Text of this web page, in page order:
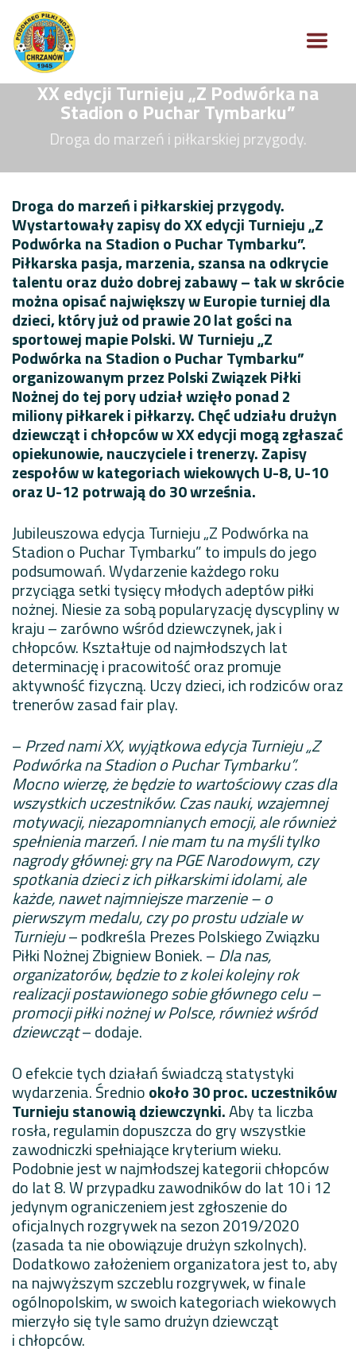
XX edycji Turnieju „Z Podwórka na
Stadion o Puchar Tymbarku”
Droga do marzeń i piłkarskiej przygody.
Droga do marzeń i piłkarskiej przygody.
Wystartowały zapisy do XX edycji Turnieju „Z
Podwórka na Stadion o Puchar Tymbarku”.
Piłkarska pasja, marzenia, szansa na odkrycie
talentu oraz dużo dobrej zabawy – tak w skrócie
można opisać największy w Europie turniej dla
dzieci, który już od prawie 20 lat gości na
sportowej mapie Polski. W Turnieju „Z
Podwórka na Stadion o Puchar Tymbarku”
organizowanym przez Polski Związek Piłki
Nożnej do tej pory udział wzięło ponad 2
miliony piłkarek i piłkarzy. Chęć udziału drużyn
dziewcząt i chłopców w XX edycji mogą zgłaszać
opiekunowie, nauczyciele i trenerzy. Zapisy
zespołów w kategoriach wiekowych U-8, U-10
oraz U-12 potrwają do 30 września.
Jubileuszowa edycja Turnieju „Z Podwórka na
Stadion o Puchar Tymbarku” to impuls do jego
podsumowań. Wydarzenie każdego roku
przyciąga setki tysięcy młodych adeptów piłki
nożnej. Niesie za sobą popularyzację dyscypliny w
kraju – zarówno wśród dziewczynek, jak i
chłopców. Kształtuje od najmłodszych lat
determinację i pracowitość oraz promuje
aktywność fizyczną. Uczy dzieci, ich rodziców oraz
trenerów zasad fair play.
–Przed nami XX, wyjątkowa edycja Turnieju „Z
Podwórka na Stadion o Puchar Tymbarku”.
Mocno wierzę, że będzie to wartościowy czas dla
wszystkich uczestników. Czas nauki, wzajemnej
motywacji, niezapomnianych emocji, ale również
spełnienia marzeń. I nie mam tu na myśli tylko
nagrody głównej: gry na PGE Narodowym, czy
spotkania dzieci z ich piłkarskimi idolami, ale
każde, nawet najmniejsze marzenie – o
pierwszym medalu, czy po prostu udziale w
Turnieju– podkreśla Prezes Polskiego Związku
Piłki Nożnej Zbigniew Boniek. –Dla nas,
organizatorów, będzie to z kolei kolejny rok
realizacji postawionego sobie głównego celu –
promocji piłki nożnej w Polsce, również wśród
dziewcząt– dodaje.
O efekcie tych działań świadczą statystyki
wydarzenia. Średniookoło 30 proc. uczestników
Turnieju stanowią dziewczynki.Aby ta liczba
rosła, regulamin dopuszcza do gry wszystkie
zawodniczki spełniające kryterium wieku.
Podobnie jest w najmłodszej kategorii chłopców
do lat 8. W przypadku zawodników do lat 10 i 12
jedynym ograniczeniem jest zgłoszenie do
oficjalnych rozgrywek na sezon 2019/2020
(zasada ta nie obowiązuje drużyn szkolnych).
Dodatkowo założeniem organizatora jest to, aby
na najwyższym szczeblu rozgrywek, w finale
ogólnopolskim, w swoich kategoriach wiekowych
mierzyło się tyle samo drużyn dziewcząt
i chłopców.